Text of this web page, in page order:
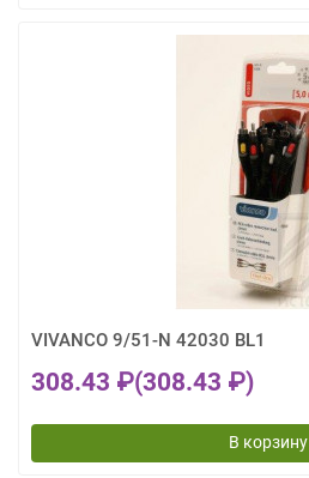
VIVANCO 9/51-N 42030 BL1
308.43 ₽(308.43 ₽)
В корзину